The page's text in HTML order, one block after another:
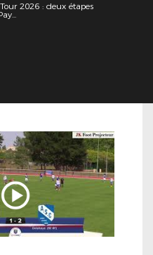
Tour 2026 : deux étapes